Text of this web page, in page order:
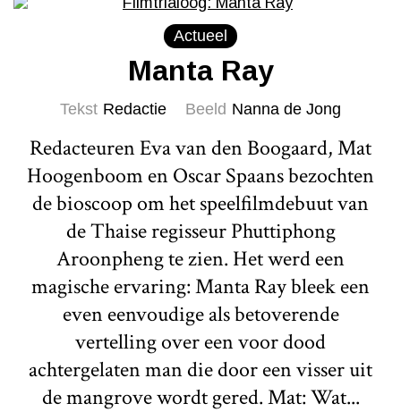
Actueel
Manta Ray
Tekst Redactie Beeld Nanna de Jong
Redacteuren Eva van den Boogaard, Mat
Hoogenboom en Oscar Spaans bezochten
de bioscoop om het speelfilmdebuut van
de Thaise regisseur Phuttiphong
Aroonpheng te zien. Het werd een
magische ervaring: Manta Ray bleek een
even eenvoudige als betoverende
vertelling over een voor dood
achtergelaten man die door een visser uit
de mangrove wordt gered. Mat: Wat...